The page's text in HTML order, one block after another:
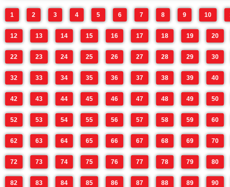
1 2 3 4 5 6 7 8 9 10
12 13 14 15 16 17 18 19 20
22 23 24 25 26 27 28 29 30
32 33 34 35 36 37 38 39 40
42 43 44 45 46 47 48 49 50
52 53 54 55 56 57 58 59 60
62 63 64 65 66 67 68 69 70
72 73 74 75 76 77 78 79 80
82 83 84 85 86 87 88 89 90